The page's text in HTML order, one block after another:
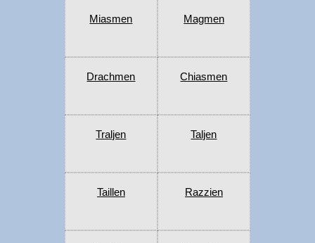
Miasmen Magmen
Drachmen Chiasmen
Traljen Taljen
Taillen Razzien